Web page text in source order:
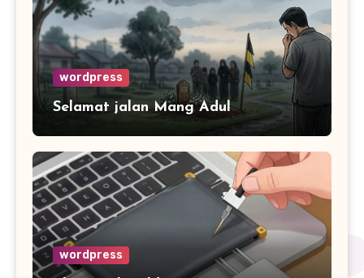
wordpress
Selamat jalan Mang Adul
wordpress